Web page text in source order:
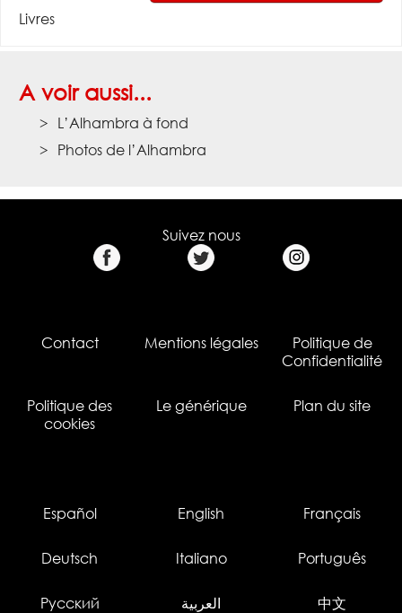
Livres
A voir aussi...
L’Alhambra à fond
Photos de l’Alhambra
Suivez nous
Contact Mentions légales
Politique de
Confidentialité
Politique des
cookies
Le générique Plan du site
Español English Français
Deutsch Italiano Português
Русский العربية 中文